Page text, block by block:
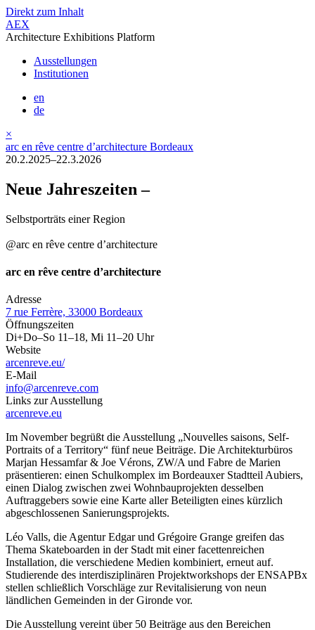
Direkt zum Inhalt
AEX
Architecture Exhibitions Platform
Ausstellungen
Institutionen
en
de
×
arc en rêve centre d’architecture Bordeaux
20.2.2025–22.3.2026
Neue Jahreszeiten –
Selbstporträts einer Region
@arc en rêve centre d’architecture
arc en rêve centre d’architecture
Adresse
7 rue Ferrère, 33000 Bordeaux
Öffnungszeiten
Di+Do–So 11–18, Mi 11–20 Uhr
Website
arcenreve.eu/
E-Mail
info@arcenreve.com
Links zur Ausstellung
arcenreve.eu
Im November begrüßt die Ausstellung „Nouvelles saisons, Self-
Portraits of a Territory“ fünf neue Beiträge. Die Architekturbüros
Marjan Hessamfar & Joe Vérons, ZW/A und Fabre de Marien
präsentieren: einen Schulkomplex im Bordeauxer Stadtteil Aubiers,
einen Dialog zwischen zwei Wohnbauprojekten desselben
Auftraggebers sowie eine Karte aller Beteiligten eines kürzlich
abgeschlossenen Sanierungsprojekts.
Léo Valls, die Agentur Edgar und Grégoire Grange greifen das
Thema Skateboarden in der Stadt mit einer facettenreichen
Installation, die verschiedene Medien kombiniert, erneut auf.
Studierende des interdisziplinären Projektworkshops der ENSAPBx
stellen schließlich Vorschläge zur Revitalisierung von neun
ländlichen Gemeinden in der Gironde vor.
Die Ausstellung vereint über 50 Beiträge aus den Bereichen